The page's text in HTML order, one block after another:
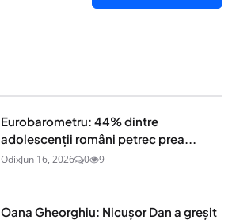
Eurobarometru: 44% dintre
adolescenţii români petrec prea...
OdixJun 16, 2026 0 9
Oana Gheorghiu: Nicușor Dan a greșit